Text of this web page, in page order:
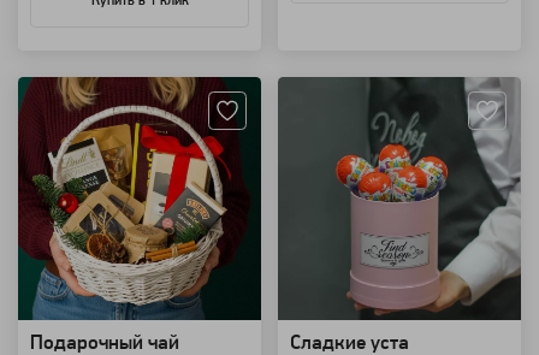
Подарочный чай
Сладкие уста